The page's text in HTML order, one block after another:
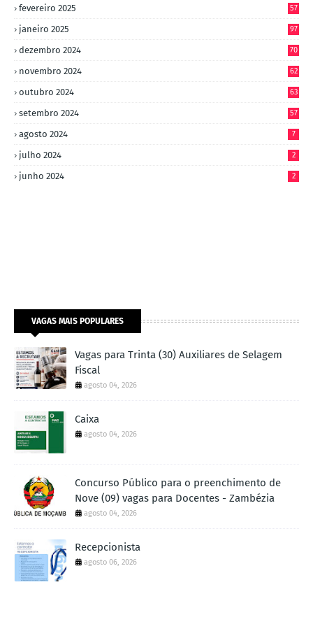
fevereiro 2025 57
janeiro 2025 97
dezembro 2024 70
novembro 2024 62
outubro 2024 63
setembro 2024 57
agosto 2024 7
julho 2024 2
junho 2024 2
VAGAS MAIS POPULARES
Vagas para Trinta (30) Auxiliares de Selagem
Fiscal
agosto 04, 2026
Caixa
agosto 04, 2026
Concurso Público para o preenchimento de
Nove (09) vagas para Docentes - Zambézia
agosto 04, 2026
Recepcionista
agosto 06, 2026